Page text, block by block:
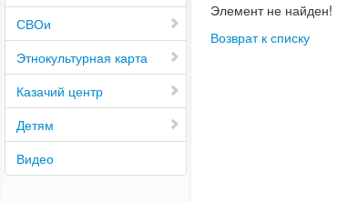
СВОи
Этнокультурная карта
Казачий центр
Детям
Видео
Элемент не найден!
Возврат к списку